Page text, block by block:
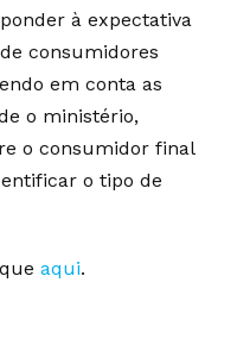
à expectativa
consumidores
em conta as
o ministério,
o consumidor final
o tipo de
aqui.